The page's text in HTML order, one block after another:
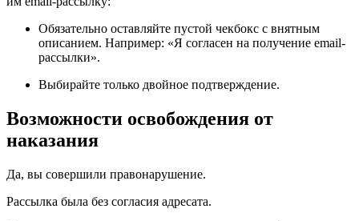
Обязательно оставляйте пустой чекбокс с внятным
описанием. Например: «Я согласен на получение email-
рассылки».
Выбирайте только двойное подтверждение.
Возможности освобождения от
наказания
Да, вы совершили правонарушение.
Рассылка была без согласия адресата.